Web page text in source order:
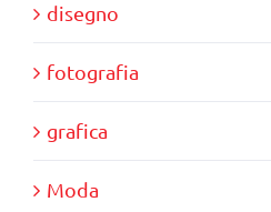
disegno
fotografia
grafica
Moda